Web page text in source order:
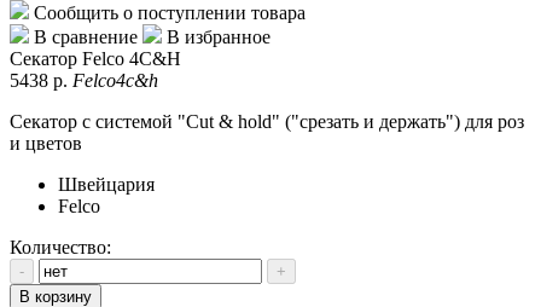
Сообщить о поступлении товара
В сравнение
В избранное
Секатор Felco 4C&H
5438 р. Felco4c&h
Секатор с системой "Cut & hold" ("срезать и держать") для роз
и цветов
Швейцария
Felco
Количество:
-
+
В корзину